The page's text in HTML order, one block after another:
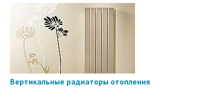
Вертикальные радиаторы отопления